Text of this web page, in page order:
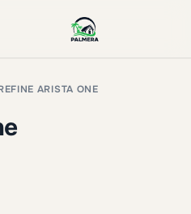
ARISTA ONE